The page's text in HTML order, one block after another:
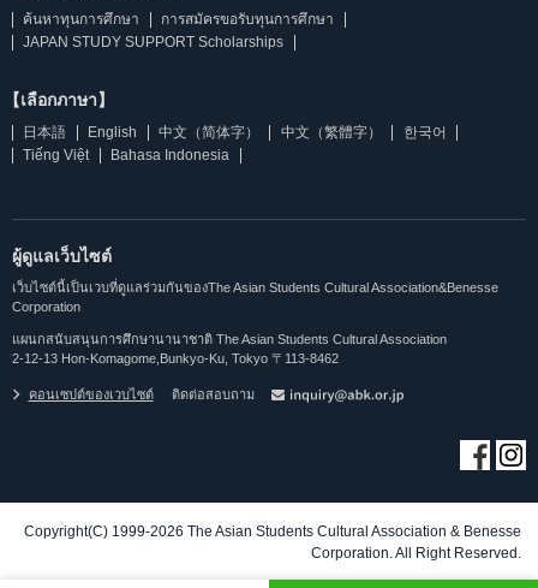
ค้นหาทุนการศึกษา
การสมัครขอรับทุนการศึกษา
JAPAN STUDY SUPPORT Scholarships
【เลือกภาษา】
日本語 English 中文（简体字） 中文（繁體字）
한국어
Tiếng Việt
Bahasa Indonesia
ผู้ดูแลเว็บไซต์
เว็บไซต์นี้เป็นเวบที่ดูแลร่วมกันของThe Asian Students Cultural Association&Benesse
Corporation
แผนกสนับสนุนการศึกษานานาชาติ The Asian Students Cultural Association
2-12-13 Hon-Komagome,Bunkyo-Ku, Tokyo 〒113-8462
คอนเซปต์ของเวบไซต์ ติดต่อสอบถาม
Copyright(C) 1999-2026 The Asian Students Cultural Association & Benesse
Corporation. All Right Reserved.